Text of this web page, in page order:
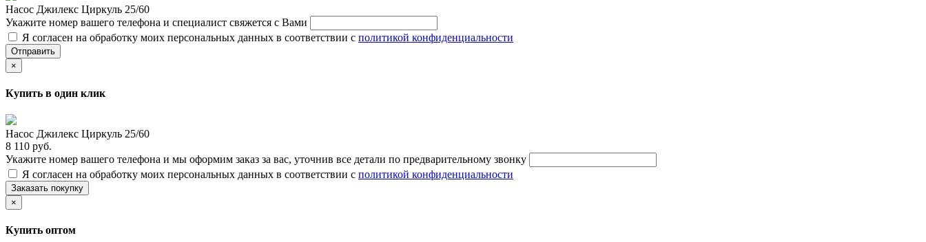
Насос Джилекс Циркуль 25/60
Укажите номер вашего телефона и специалист свяжется с Вами
Я согласен на обработку моих персональных данных в соответствии с политикой конфиденциальности
Отправить
×
Купить в один клик
Насос Джилекс Циркуль 25/60
8 110 руб.
Укажите номер вашего телефона и мы оформим заказ за вас, уточнив все детали по предварительному звонку
Я согласен на обработку моих персональных данных в соответствии с политикой конфиденциальности
Заказать покупку
×
Купить оптом